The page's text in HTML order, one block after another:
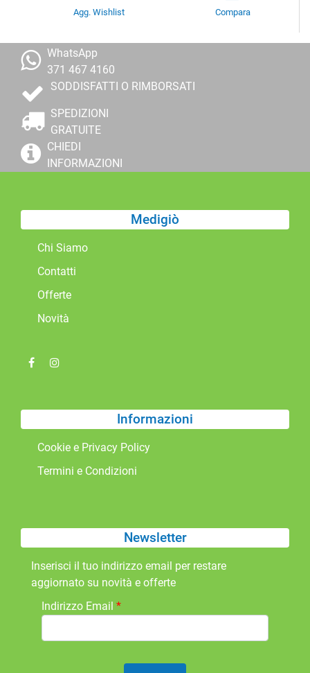
Agg. Wishlist Compara
WhatsApp
371 467 4160
SODDISFATTI O RIMBORSATI
SPEDIZIONI
GRATUITE
CHIEDI
INFORMAZIONI
Medigiò
Chi Siamo
Contatti
Offerte
Novità
Informazioni
Cookie e Privacy Policy
Termini e Condizioni
Newsletter
Inserisci il tuo indirizzo email per restare
aggiornato su novità e offerte
Indirizzo Email *